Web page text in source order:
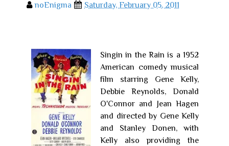
noEnigma Saturday, February 05, 2011
Singin in the Rain is a 1952
American comedy musical
film starring Gene Kelly,
Debbie Reynolds, Donald
O'Connor and Jean Hagen
and directed by Gene Kelly
and Stanley Donen, with
Kelly also providing the